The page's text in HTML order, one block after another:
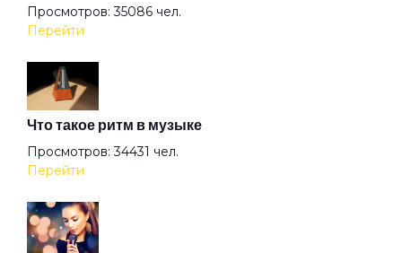
Всё остальное дым
Всё хорошо!
Герой
Просмотров: 35086 чел.
Перейти
Что такое ритм в музыке
Просмотров: 34431 чел.
Перейти